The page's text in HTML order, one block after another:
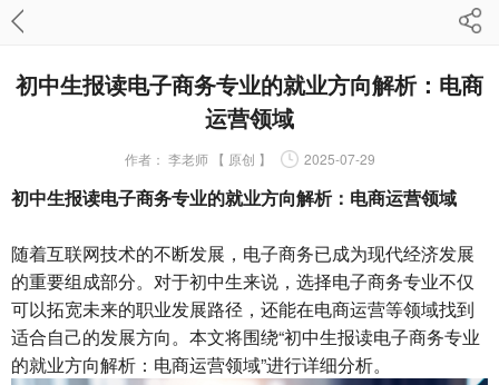
初中生报读电子商务专业的就业方向解析：电商
运营领域
作者： 李老师 【 原创 】 2025-07-29
初中生报读电子商务专业的就业方向解析：电商运营领域
随着互联网技术的不断发展，电子商务已成为现代经济发展
的重要组成部分。对于初中生来说，选择电子商务专业不仅
可以拓宽未来的职业发展路径，还能在电商运营等领域找到
适合自己的发展方向。本文将围绕“初中生报读电子商务专业
的就业方向解析：电商运营领域”进行详细分析。